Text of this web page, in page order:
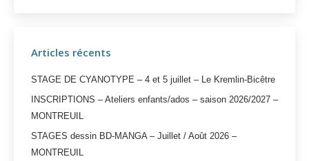
Articles récents
STAGE DE CYANOTYPE – 4 et 5 juillet – Le Kremlin-Bicêtre
INSCRIPTIONS – Ateliers enfants/ados – saison 2026/2027 –
MONTREUIL
STAGES dessin BD-MANGA – Juillet / Août 2026 –
MONTREUIL